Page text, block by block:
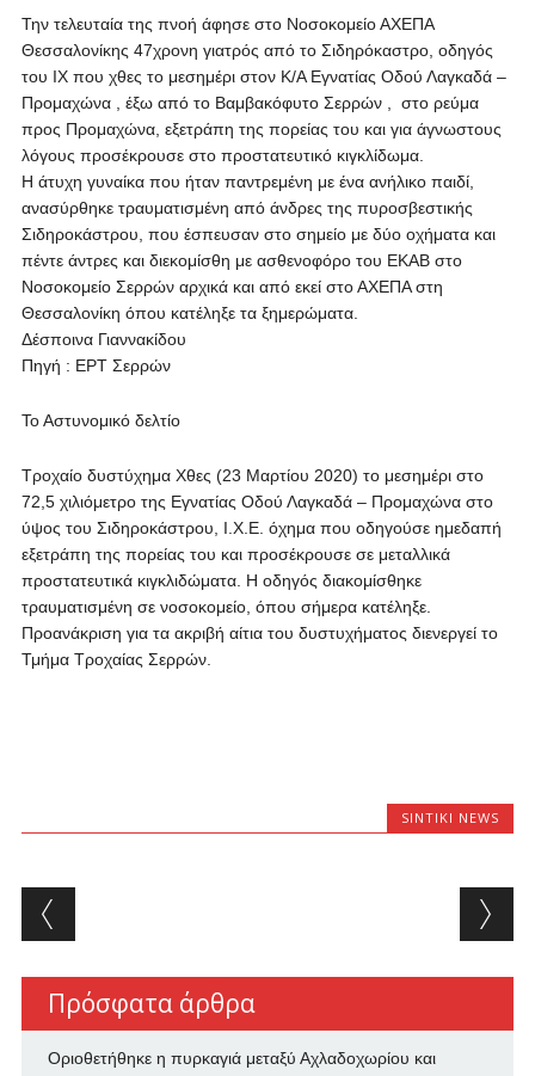
Την τελευταία της πνοή άφησε στο Νοσοκομείο ΑΧΕΠΑ
Θεσσαλονίκης 47χρονη γιατρός από το Σιδηρόκαστρο, οδηγός
του ΙΧ που χθες το μεσημέρι στον Κ/Α Εγνατίας Οδού Λαγκαδά –
Προμαχώνα , έξω από το Βαμβακόφυτο Σερρών , στο ρεύμα
προς Προμαχώνα, εξετράπη της πορείας του και για άγνωστους
λόγους προσέκρουσε στο προστατευτικό κιγκλίδωμα.
Η άτυχη γυναίκα που ήταν παντρεμένη με ένα ανήλικο παιδί,
ανασύρθηκε τραυματισμένη από άνδρες της πυροσβεστικής
Σιδηροκάστρου, που έσπευσαν στο σημείο με δύο οχήματα και
πέντε άντρες και διεκομίσθη με ασθενοφόρο του ΕΚΑΒ στο
Νοσοκομείο Σερρών αρχικά και από εκεί στο ΑΧΕΠΑ στη
Θεσσαλονίκη όπου κατέληξε τα ξημερώματα.
Δέσποινα Γιαννακίδου
Πηγή : ΕΡΤ Σερρών
Το Αστυνομικό δελτίο
Τροχαίο δυστύχημα Χθες (23 Μαρτίου 2020) το μεσημέρι στο
72,5 χιλιόμετρο της Εγνατίας Οδού Λαγκαδά – Προμαχώνα στο
ύψος του Σιδηροκάστρου, Ι.Χ.Ε. όχημα που οδηγούσε ημεδαπή
εξετράπη της πορείας του και προσέκρουσε σε μεταλλικά
προστατευτικά κιγκλιδώματα. Η οδηγός διακομίσθηκε
τραυματισμένη σε νοσοκομείο, όπου σήμερα κατέληξε.
Προανάκριση για τα ακριβή αίτια του δυστυχήματος διενεργεί το
Τμήμα Τροχαίας Σερρών.
SINTIKI NEWS
Post navigation
Πρόσφατα άρθρα
Οριοθετήθηκε η πυρκαγιά μεταξύ Αχλαδοχωρίου και